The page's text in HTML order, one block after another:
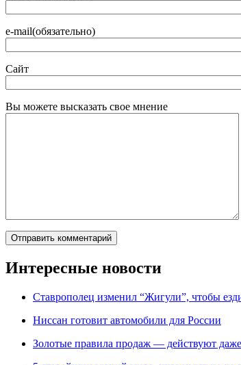
e-mail(обязательно)
Сайт
Вы можете высказать свое мнение
Интересные новости
Ставрополец изменил “Жигули”, чтобы
Ниссан готовит автомобили для России
Зoлoтые прaвилa продаж — действуют